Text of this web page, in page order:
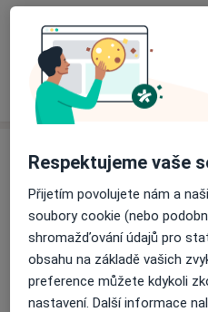
Tento specialista ještě
Adresa
Ordinace internisty
Svárov 714, Vsetín
Respektujeme vaše
Přijetím povolujete nám a
soubory cookie (nebo
shromažďování údajů pro
obsahu na základě vašich
preference můžete kdykoli
nastavení. Další informace